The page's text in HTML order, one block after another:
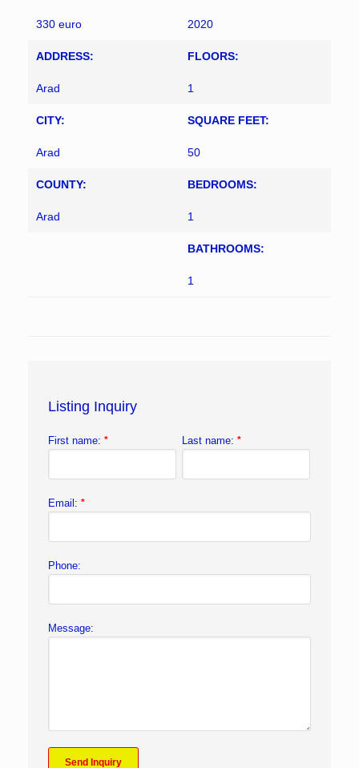
330 euro
ADDRESS:
Arad
CITY:
Arad
COUNTY:
Arad
2020
FLOORS:
1
SQUARE FEET:
50
BEDROOMS:
1
BATHROOMS:
1
Listing Inquiry
First name: * Last name: *
Email: *
Phone:
Message: